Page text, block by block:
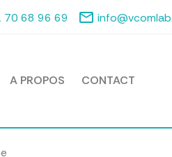
70 68 96 69 mail_outline
A PROPOS CONTACT